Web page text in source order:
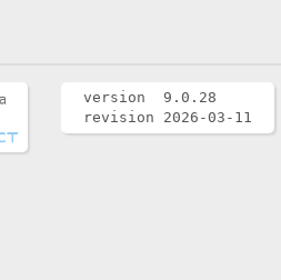
version 9.0.28
revision 2026-03-11